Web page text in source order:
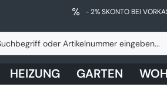
- 2% SKONTO BEI
HEIZUNG GARTEN